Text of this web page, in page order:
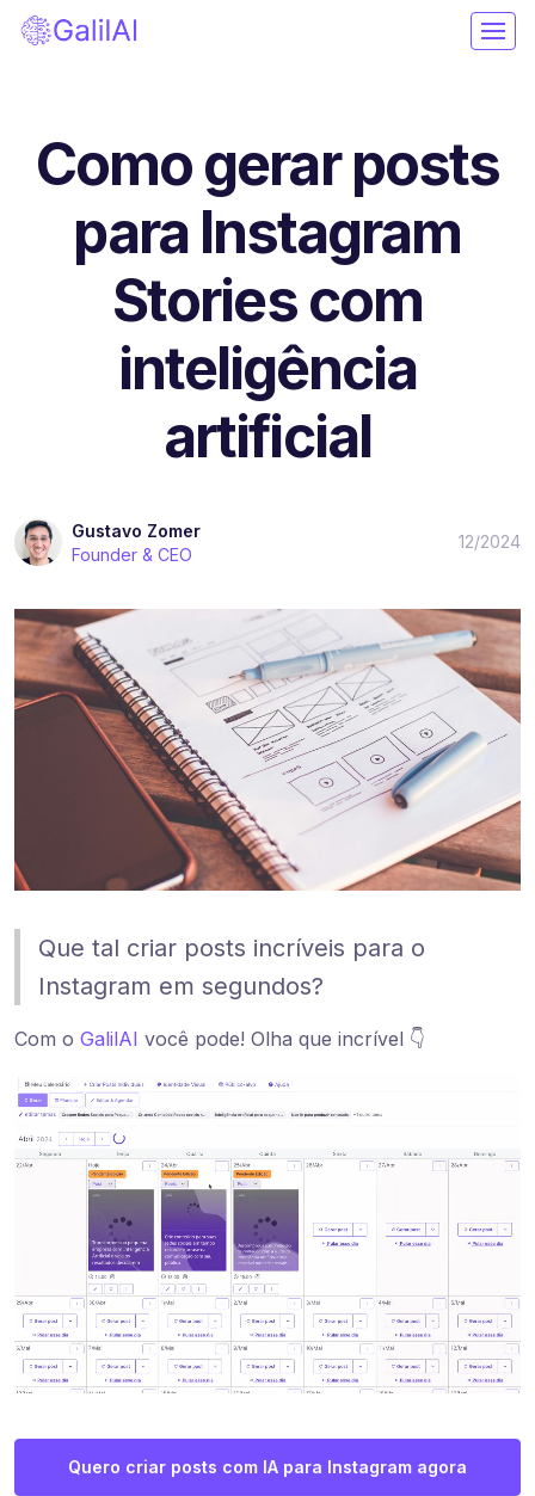
Como gerar posts
para Instagram
Stories com
inteligência
artificial
Gustavo Zomer
Founder & CEO
12/2024
Que tal criar posts incríveis para o
Instagram em segundos?
Com o GalilAI você pode! Olha que incrível 👇
Quero criar posts com IA para Instagram agora